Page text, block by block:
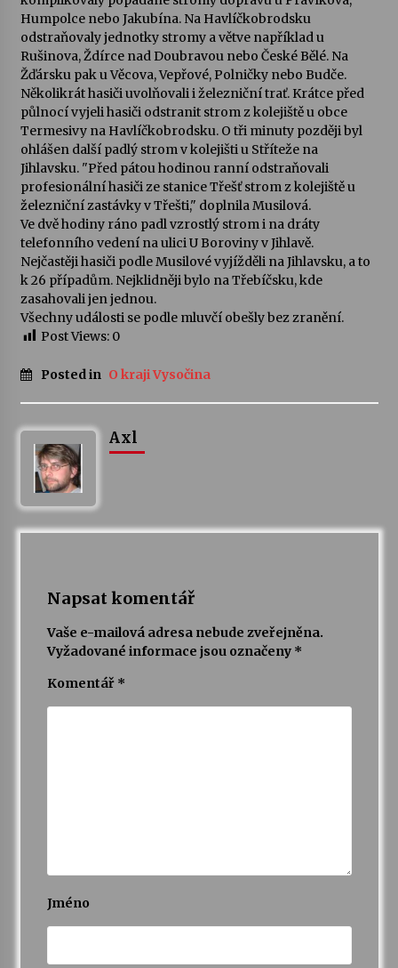
Ozvěny prázdnin
14. 7. 2026
Za kulturou kousek za Humpolec. V Želivě ožije
odkaz Josefa Čapka
13. 7. 2026
Varhanní recitál Michala Novenka v Klášteře
Želiv
3. 7. 2026
Petr Adamec – Malovaný svět
30. 6. 2026
Humpolce nebo Jakubína. Na Havlíčkobrodsku
odstraňovaly jednotky stromy a větve například u
Rušinova, Ždírce nad Doubravou nebo České Bělé. Na
Žďársku pak u Věcova, Vepřové, Polničky nebo Budče.
Několikrát hasiči uvolňovali i železniční trať. Krátce před
půlnocí vyjeli hasiči odstranit strom z kolejiště u obce
Termesivy na Havlíčkobrodsku. O tři minuty později byl
ohlášen další padlý strom v kolejišti u Stříteže na
Jihlavsku. "Před pátou hodinou ranní odstraňovali
profesionální hasiči ze stanice Třešť strom z kolejiště u
železniční zastávky v Třešti," doplnila Musilová.
Ve dvě hodiny ráno padl vzrostlý strom i na dráty
telefonního vedení na ulici U Boroviny v Jihlavě.
Nejčastěji hasiči podle Musilové vyjížděli na Jihlavsku, a to
k 26 případům. Nejklidněji bylo na Třebíčsku, kde
zasahovali jen jednou.
Všechny události se podle mluvčí obešly bez zranění.
Post Views: 0
Posted in O kraji Vysočina
Axl
Napsat komentář
Vaše e-mailová adresa nebude zveřejněna.
Vyžadované informace jsou označeny *
Komentář *
Jméno